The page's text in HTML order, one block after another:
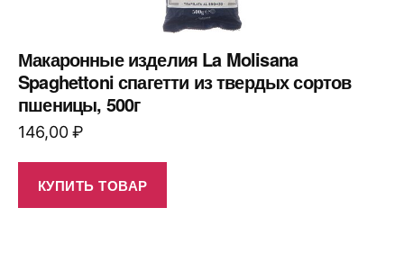
Макаронные изделия La Molisana
Spaghettoni спагетти из твердых сортов
пшеницы, 500г
146,00₽
КУПИТЬ ТОВАР